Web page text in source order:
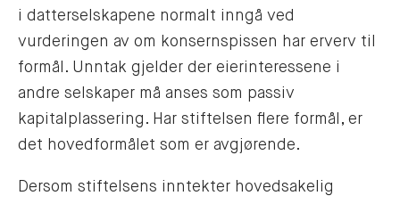
i datterselskapene normalt inngå ved
vurderingen av om konsernspissen har erverv til
formål. Unntak gjelder der eierinteressene i
andre selskaper må anses som passiv
kapitalplassering. Har stiftelsen flere formål, er
det hovedformålet som er avgjørende.
Dersom stiftelsens inntekter hovedsakelig